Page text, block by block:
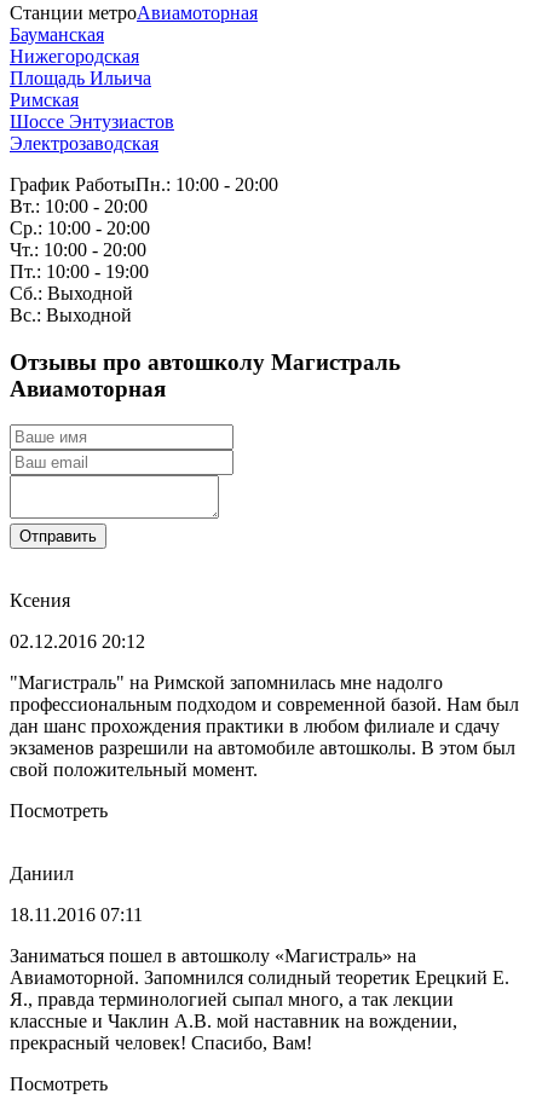
Станции метроАвиамоторная
Бауманская
Нижегородская
Площадь Ильича
Римская
Шоссе Энтузиастов
Электрозаводская
График РаботыПн.: 10:00 - 20:00
Вт.: 10:00 - 20:00
Ср.: 10:00 - 20:00
Чт.: 10:00 - 20:00
Пт.: 10:00 - 19:00
Сб.: Выходной
Вс.: Выходной
Отзывы про автошколу Магистраль
Авиамоторная
Отправить
Ксения
02.12.2016 20:12
"Магистраль" на Римской запомнилась мне надолго
профессиональным подходом и современной базой. Нам был
дан шанс прохождения практики в любом филиале и сдачу
экзаменов разрешили на автомобиле автошколы. В этом был
свой положительный момент.
Посмотреть
Даниил
18.11.2016 07:11
Заниматься пошел в автошколу «Магистраль» на
Авиамоторной. Запомнился солидный теоретик Ерецкий Е.
Я., правда терминологией сыпал много, а так лекции
классные и Чаклин А.В. мой наставник на вождении,
прекрасный человек! Спасибо, Вам!
Посмотреть